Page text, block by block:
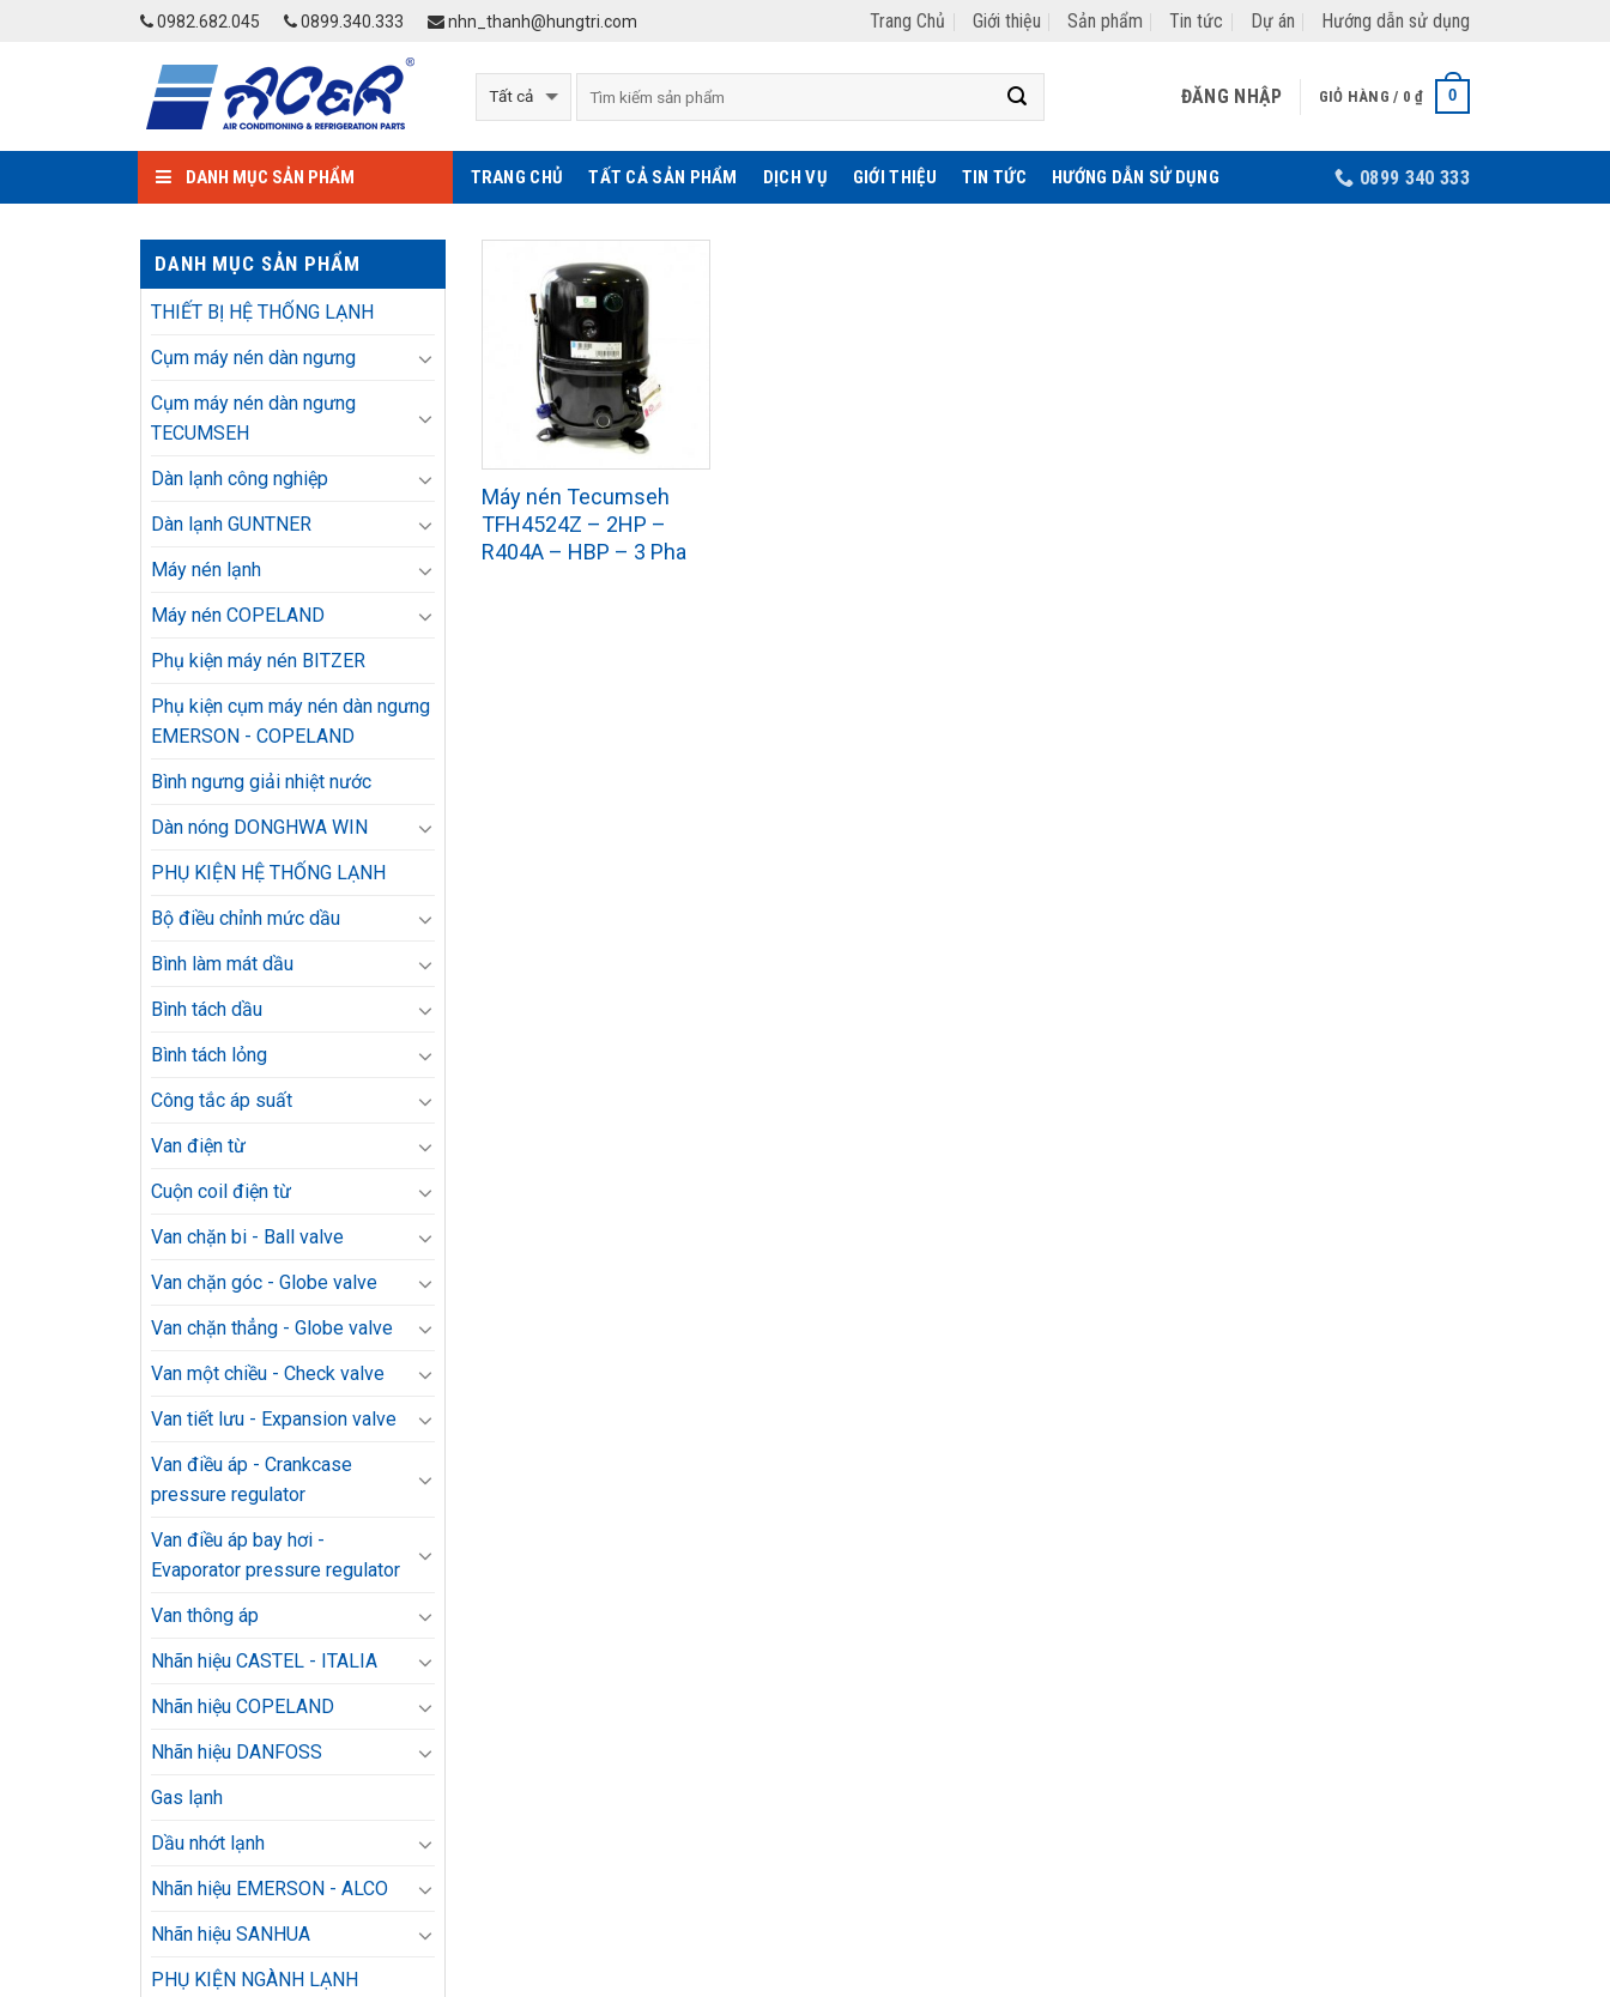
0982.682.045 0899.340.333 nhn_thanh@hungtri.com Trang Chủ Giới thiệu Sản phẩm Tin tức Dự án Hướng dẫn sử dụng
ĐĂNG NHẬP GIỎ HÀNG / 0₫ 0
DANH MỤC SẢN PHẨM TRANG CHỦ TẤT CẢ SẢN PHẨM DỊCH VỤ GIỚI THIỆU TIN TỨC HƯỚNG DẪN SỬ DỤNG 0899 340 333
DANH MỤC SẢN PHẨM
THIẾT BỊ HỆ THỐNG LẠNH
Cụm máy nén dàn ngưng
Cụm máy nén dàn ngưng
TECUMSEH
Dàn lạnh công nghiệp
Dàn lạnh GUNTNER
Máy nén lạnh
Máy nén COPELAND
Phụ kiện máy nén BITZER
Phụ kiện cụm máy nén dàn ngưng
EMERSON - COPELAND
Bình ngưng giải nhiệt nước
Dàn nóng DONGHWA WIN
PHỤ KIỆN HỆ THỐNG LẠNH
Bộ điều chỉnh mức dầu
Bình làm mát dầu
Bình tách dầu
Bình tách lỏng
Công tắc áp suất
Van điện từ
Cuộn coil điện từ
Van chặn bi - Ball valve
Van chặn góc - Globe valve
Van chặn thẳng - Globe valve
Van một chiều - Check valve
Van tiết lưu - Expansion valve
Van điều áp - Crankcase
pressure regulator
Van điều áp bay hơi -
Evaporator pressure regulator
Van thông áp
Nhãn hiệu CASTEL - ITALIA
Nhãn hiệu COPELAND
Nhãn hiệu DANFOSS
Gas lạnh
Dầu nhớt lạnh
Nhãn hiệu EMERSON - ALCO
Nhãn hiệu SANHUA
PHỤ KIỆN NGÀNH LẠNH
Máy nén Tecumseh
TFH4524Z – 2HP –
R404A – HBP – 3 Pha